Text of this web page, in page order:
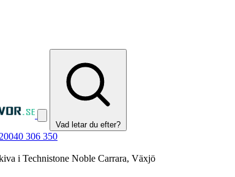
Vad letar du efter?
040 306 350
i Technistone Noble Carrara, Växjö